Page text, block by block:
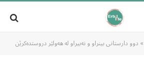
» دوو دارستانی بینراو و نەبیراو لە هەولێر دروستدەکرێن